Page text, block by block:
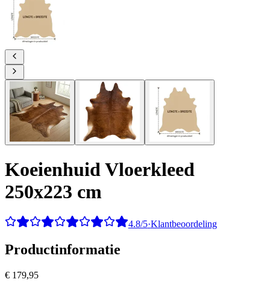
Koeienhuid Vloerkleed
250x223 cm
4.8/5·Klantbeoordeling
Productinformatie
€ 179,95